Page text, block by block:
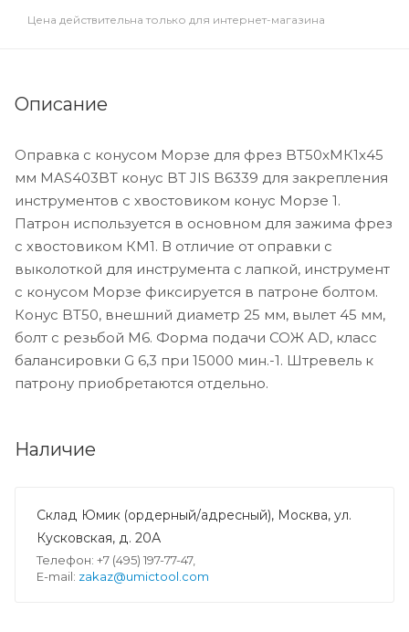
Цена действительна только для интернет-магазина
Описание
Оправка с конусом Морзе для фрез BT50xМК1х45
мм MAS403BT конус BT JIS B6339 для закрепления
инструментов с хвостовиком конус Морзе 1.
Патрон используется в основном для зажима фрез
с хвостовиком КМ1. В отличие от оправки с
выколоткой для инструмента с лапкой, инструмент
с конусом Морзе фиксируется в патроне болтом.
Конус BT50, внешний диаметр 25 мм, вылет 45 мм,
болт с резьбой M6. Форма подачи СОЖ AD, класс
балансировки G 6,3 при 15000 мин.-1. Штревель к
патрону приобретаются отдельно.
Наличие
Склад Юмик (ордерный/адресный), Москва, ул.
Кусковская, д. 20А
Телефон: +7 (495) 197-77-47,
E-mail: zakaz@umictool.com